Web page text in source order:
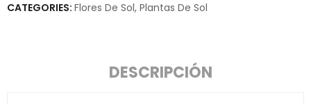
CATEGORIES: Flores De Sol, Plantas De Sol
DESCRIPCIÓN